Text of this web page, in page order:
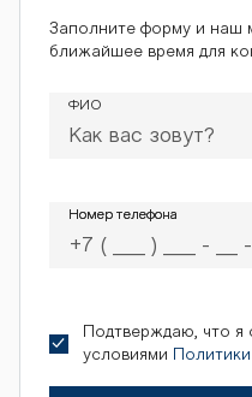
Заполните форму и наш
ближайшее время для
ФИО
Номер телефона
Номер телефона
Подтверждаю, что я
условиями